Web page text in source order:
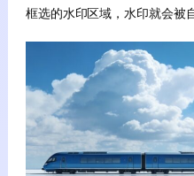
框选的水印区域，水印就会被